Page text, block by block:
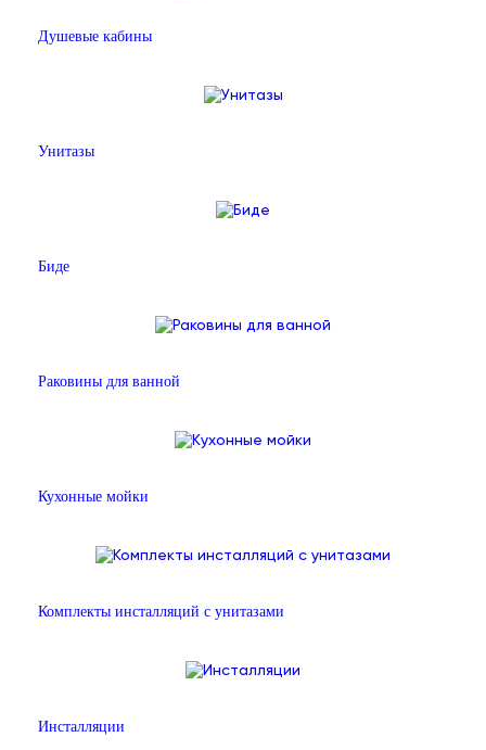
Душевые кабины
Унитазы
Биде
Раковины для ванной
Кухонные мойки
Комплекты инсталляций с унитазами
Инсталляции